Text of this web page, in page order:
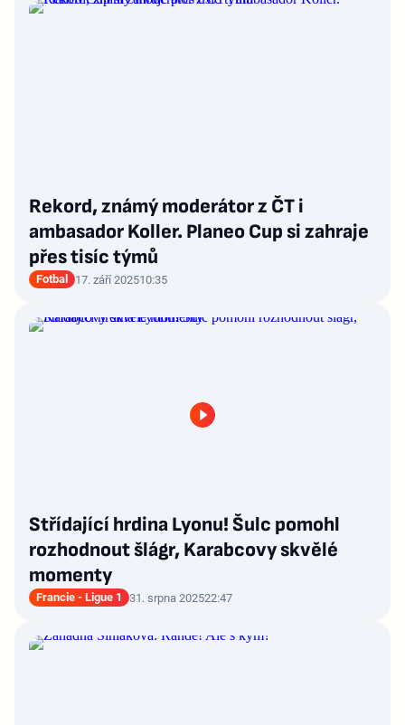
Rekord, známý moderátor z ČT i
ambasador Koller. Planeo Cup si zahraje
přes tisíc týmů
Fotbal 17. září 202510:35
Střídající hrdina Lyonu! Šulc pomohl
rozhodnout šlágr, Karabcovy skvělé
momenty
Francie - Ligue 1 31. srpna 202522:47